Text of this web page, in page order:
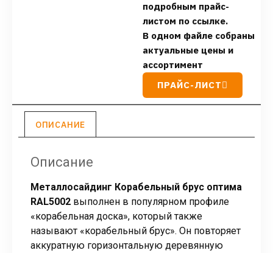
подробным прайс-
листом по ссылке.
В одном файле собраны
актуальные цены и
ассортимент
ПРАЙС-ЛИСТ
ОПИСАНИЕ
Описание
Металлосайдинг Корабельный брус оптима
RAL5002 выполнен в популярном профиле
«корабельная доска», который также
называют «корабельный брус». Он повторяет
аккуратную горизонтальную деревянную